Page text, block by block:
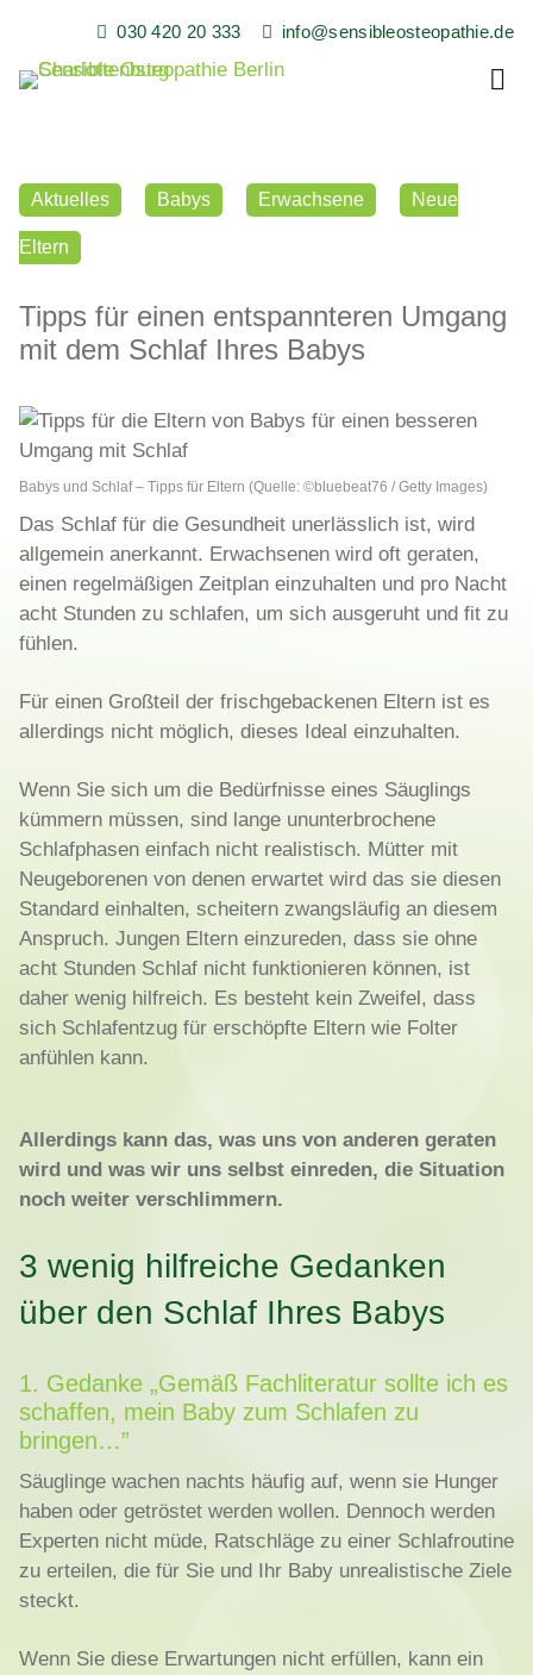
content
030 420 20 333 info@sensibleosteopathie.de
Heilpraxis, Florian
Buchmüller
Aktuelles Babys Erwachsene Neue
Eltern
Tipps für einen entspannteren Umgang
mit dem Schlaf Ihres Babys
Das Schlaf für die Gesundheit unerlässlich ist, wird
allgemein anerkannt. Erwachsenen wird oft geraten,
einen regelmäßigen Zeitplan einzuhalten und pro Nacht
acht Stunden zu schlafen, um sich ausgeruht und fit zu
fühlen.
Für einen Großteil der frischgebackenen Eltern ist es
allerdings nicht möglich, dieses Ideal einzuhalten.
Wenn Sie sich um die Bedürfnisse eines Säuglings
kümmern müssen, sind lange ununterbrochene
Schlafphasen einfach nicht realistisch. Mütter mit
Neugeborenen von denen erwartet wird das sie diesen
Standard einhalten, scheitern zwangsläufig an diesem
Anspruch. Jungen Eltern einzureden, dass sie ohne
acht Stunden Schlaf nicht funktionieren können, ist
daher wenig hilfreich. Es besteht kein Zweifel, dass
sich Schlafentzug für erschöpfte Eltern wie Folter
anfühlen kann.
Babys und Schlaf – Tipps für Eltern (Quelle: ©bluebeat76 / Getty Images)
Allerdings kann das, was uns von anderen geraten
wird und was wir uns selbst einreden, die Situation
noch weiter verschlimmern.
3 wenig hilfreiche Gedanken
über den Schlaf Ihres Babys
1. Gedanke „Gemäß Fachliteratur sollte ich es
schaffen, mein Baby zum Schlafen zu
bringen…”
Säuglinge wachen nachts häufig auf, wenn sie Hunger
haben oder getröstet werden wollen. Dennoch werden
Experten nicht müde, Ratschläge zu einer Schlafroutine
zu erteilen, die für Sie und Ihr Baby unrealistische Ziele
steckt.
Wenn Sie diese Erwartungen nicht erfüllen, kann ein